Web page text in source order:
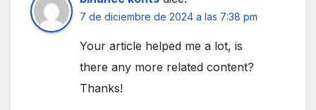
7 de diciembre de 2024 a las 7:38 pm
Your article helped me a lot, is
there any more related content?
Thanks!